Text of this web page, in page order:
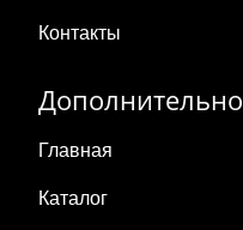
Контакты
Дополнительно
Главная
Каталог